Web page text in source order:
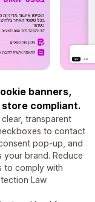
banners,
compliant.
transparent
to contact
pop-up, and
brand. Reduce
to comply with
Law